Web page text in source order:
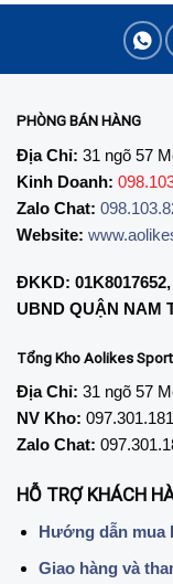
PHÒNG BÁN HÀNG
Địa Chỉ: 31 ngõ 57
Kinh Doanh:
Zalo Chat:
Website:
ĐKKD:
UBND QUẬN NAM
Tổng Kho Aolikes
Địa Chỉ: 31 ngõ 57
NV Kho:
Zalo Chat:
HỖ TRỢ KHÁCH
Hướng dẫn mua
Giao hàng và